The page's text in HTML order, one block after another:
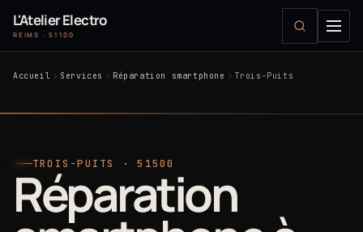
L'Atelier Electro
REIMS · 51100
Accueil Services Réparation smartphone Trois-Puits
TROIS-PUITS · 51500
Réparation